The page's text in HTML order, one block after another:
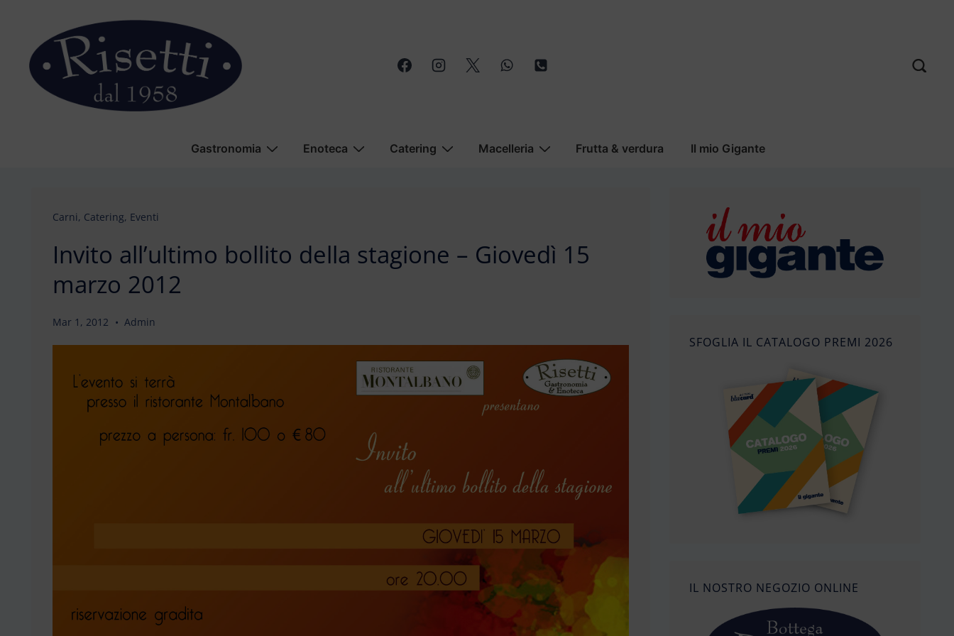
contenuto
principale
MenuGastronomia Enoteca Catering Macelleria Frutta & verdura Il mio Gigante
Carni, Catering, Eventi
Invito all’ultimo bollito della stagione – Giovedì 15
marzo 2012
Mar 1, 2012 Admin
SFOGLIA IL CATALOGO PREMI 2026
IL NOSTRO NEGOZIO ONLINE